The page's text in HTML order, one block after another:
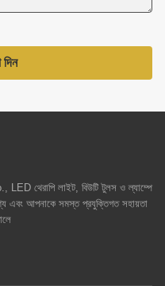
থেরাপি লাইট, বিউটি টুলস ও ল্যাম্পে
এবং আপনাকে সমস্ত প্রযুক্তিগত সহায়তা